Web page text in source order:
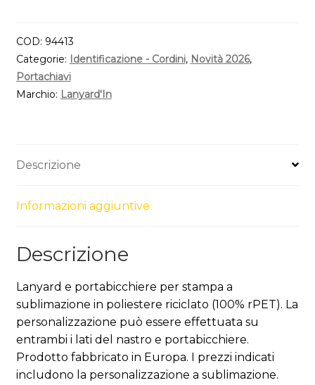
rPET)
quantità
COD: 94413
Categorie: Identificazione - Cordini, Novità 2026,
Portachiavi
Marchio: Lanyard'In
Descrizione
Informazioni aggiuntive
Descrizione
Lanyard e portabicchiere per stampa a
sublimazione in poliestere riciclato (100% rPET). La
personalizzazione può essere effettuata su
entrambi i lati del nastro e portabicchiere.
Prodotto fabbricato in Europa. I prezzi indicati
includono la personalizzazione a sublimazione.